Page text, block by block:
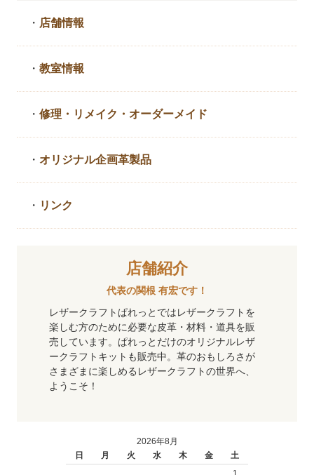
・ 店舗情報
・教室情報
・修理・リメイク・ オーダーメイド
・ オリジナル企画革製品
・ リンク
店舗紹介
代表の関根 有宏です！
レザークラフトぱれっとではレザークラフトを
楽しむ方のために必要な皮革・材料・道具を販
売しています。ぱれっとだけのオリジナルレザ
ークラフトキットも販売中。革のおもしろさが
さまざまに楽しめるレザークラフトの世界へ、
ようこそ！
2026年8月
日
月 火 水 木 金
土